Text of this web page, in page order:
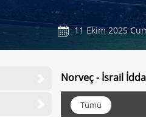
11 Ekim 2025
Norveç - İsrail
Tümü